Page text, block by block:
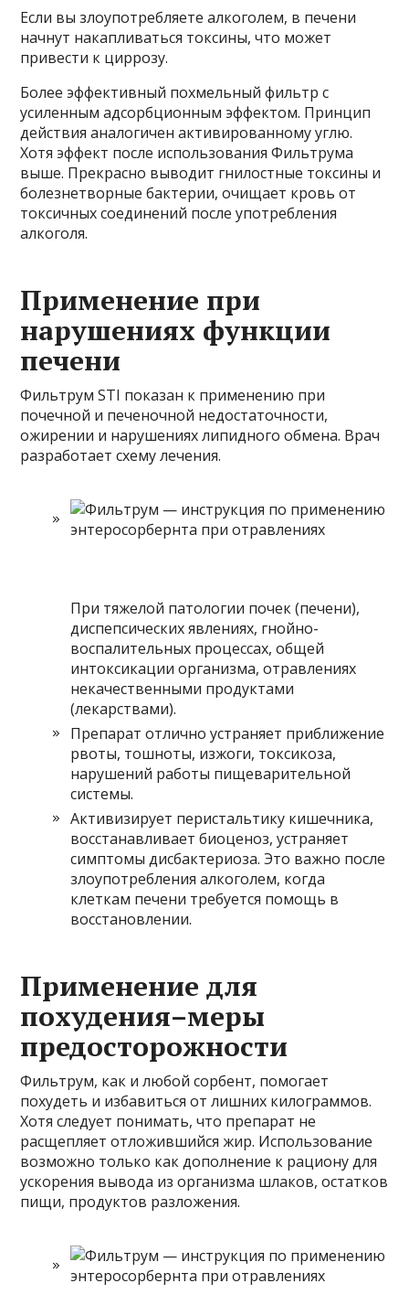
Если вы злоупотребляете алкоголем, в печени
начнут накапливаться токсины, что может
привести к циррозу.
Более эффективный похмельный фильтр с
усиленным адсорбционным эффектом. Принцип
действия аналогичен активированному углю.
Хотя эффект после использования Фильтрума
выше. Прекрасно выводит гнилостные токсины и
болезнетворные бактерии, очищает кровь от
токсичных соединений после употребления
алкоголя.
Применение при
нарушениях функции
печени
Фильтрум STI показан к применению при
почечной и печеночной недостаточности,
ожирении и нарушениях липидного обмена. Врач
разработает схему лечения.
При тяжелой патологии почек (печени),
диспепсических явлениях, гнойно-
воспалительных процессах, общей
интоксикации организма, отравлениях
некачественными продуктами
(лекарствами).
Препарат отлично устраняет приближение
рвоты, тошноты, изжоги, токсикоза,
нарушений работы пищеварительной
системы.
Активизирует перистальтику кишечника,
восстанавливает биоценоз, устраняет
симптомы дисбактериоза. Это важно после
злоупотребления алкоголем, когда
клеткам печени требуется помощь в
восстановлении.
Применение для
похудения–меры
предосторожности
Фильтрум, как и любой сорбент, помогает
похудеть и избавиться от лишних килограммов.
Хотя следует понимать, что препарат не
расщепляет отложившийся жир. Использование
возможно только как дополнение к рациону для
ускорения вывода из организма шлаков, остатков
пищи, продуктов разложения.